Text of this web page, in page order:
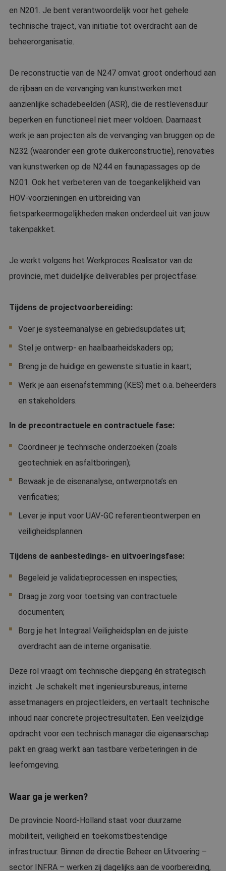
en N201. Je bent verantwoordelijk voor het gehele
technische traject, van initiatie tot overdracht aan de
beheerorganisatie.
De reconstructie van de N247 omvat groot onderhoud aan
de rijbaan en de vervanging van kunstwerken met
aanzienlijke schadebeelden (ASR), die de restlevensduur
beperken en functioneel niet meer voldoen. Daarnaast
werk je aan projecten als de vervanging van bruggen op de
N232 (waaronder een grote duikerconstructie), renovaties
van kunstwerken op de N244 en faunapassages op de
N201. Ook het verbeteren van de toegankelijkheid van
HOV-voorzieningen en uitbreiding van
fietsparkeermogelijkheden maken onderdeel uit van jouw
takenpakket.
Je werkt volgens het Werkproces Realisator van de
provincie, met duidelijke deliverables per projectfase:
Tijdens de projectvoorbereiding:
Voer je systeemanalyse en gebiedsupdates uit;
Stel je ontwerp- en haalbaarheidskaders op;
Breng je de huidige en gewenste situatie in kaart;
Werk je aan eisenafstemming (KES) met o.a. beheerders
en stakeholders.
In de precontractuele en contractuele fase:
Coördineer je technische onderzoeken (zoals
geotechniek en asfaltboringen);
Bewaak je de eisenanalyse, ontwerpnota’s en
verificaties;
Lever je input voor UAV-GC referentieontwerpen en
veiligheidsplannen.
Tijdens de aanbestedings- en uitvoeringsfase:
Begeleid je validatieprocessen en inspecties;
Draag je zorg voor toetsing van contractuele
documenten;
Borg je het Integraal Veiligheidsplan en de juiste
overdracht aan de interne organisatie.
Deze rol vraagt om technische diepgang én strategisch
inzicht. Je schakelt met ingenieursbureaus, interne
assetmanagers en projectleiders, en vertaalt technische
inhoud naar concrete projectresultaten. Een veelzijdige
opdracht voor een technisch manager die eigenaarschap
pakt en graag werkt aan tastbare verbeteringen in de
leefomgeving.
Waar ga je werken?
De provincie Noord-Holland staat voor duurzame
mobiliteit, veiligheid en toekomstbestendige
infrastructuur. Binnen de directie Beheer en Uitvoering –
sector INFRA – werken zij dagelijks aan de voorbereiding,